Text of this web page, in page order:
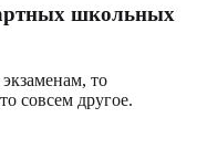
школьных
то
совсем другое.